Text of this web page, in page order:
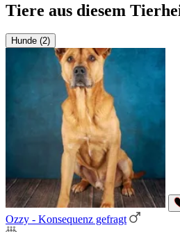
Tiere aus diesem
Hunde (2)
Ozzy - Konsequenz gefragt